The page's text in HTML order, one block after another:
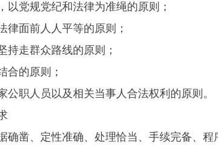
党规党纪和法律为准绳的原则；
面前人人平等的原则；
走群众路线的原则；
的原则；
职人员以及相关当事人合法权利的原则。
凿、定性准确、处理恰当、手续完备、程